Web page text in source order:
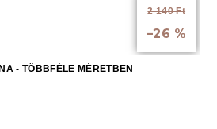
2 140 Ft
–26 %
- TÖBBFÉLE MÉRETBEN